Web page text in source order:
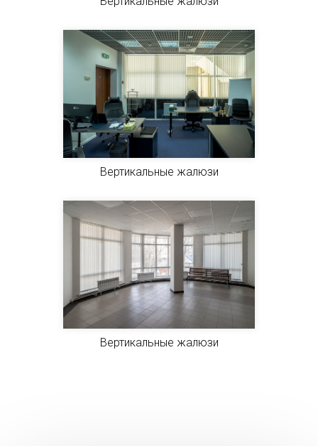
Вертикальные жалюзи
Вертикальные жалюзи